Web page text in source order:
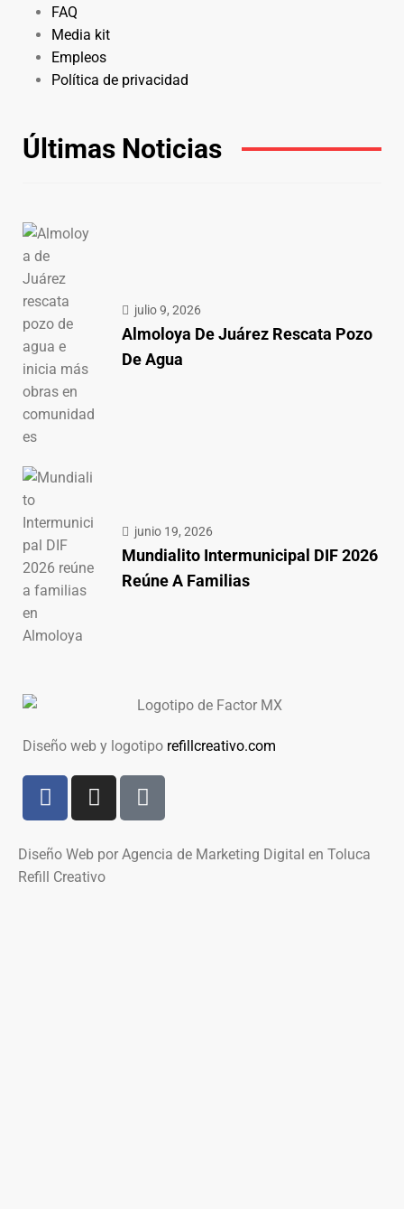
FAQ
Media kit
Empleos
Política de privacidad
Últimas Noticias
julio 9, 2026
Almoloya De Juárez Rescata Pozo
De Agua
junio 19, 2026
Mundialito Intermunicipal DIF 2026
Reúne A Familias
Diseño web y logotipo refillcreativo.com
Diseño Web por Agencia de Marketing Digital en Toluca
Refill Creativo